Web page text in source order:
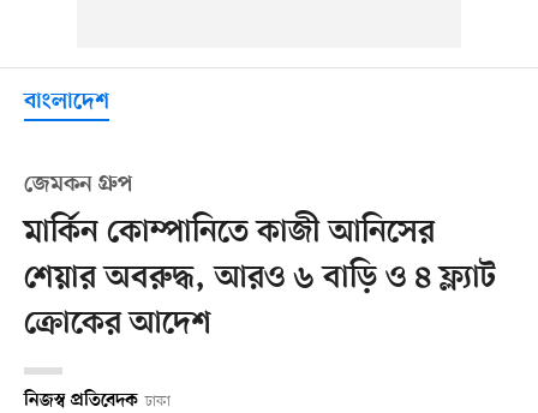
বাংলাদেশ
জেমকন গ্রুপ
মার্কিন কোম্পানিতে কাজী আনিসের
শেয়ার অবরুদ্ধ, আরও ৬ বাড়ি ও ৪ ফ্ল্যাট
ক্রোকের আদেশ
নিজস্ব প্রতিবেদক ঢাকা